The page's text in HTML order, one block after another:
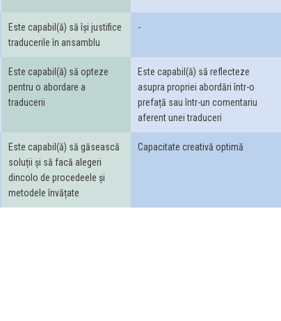
Este capabil(ă) să își justifice
traducerile în ansamblu
-
Este capabil(ă) să opteze
pentru o abordare a
traducerii
Este capabil(ă) să reflecteze
asupra propriei abordări într-o
prefață sau într-un comentariu
aferent unei traduceri
Este capabil(ă) să găsească
soluții și să facă alegeri
dincolo de procedeele și
metodele învățate
Capacitate creativă optimă